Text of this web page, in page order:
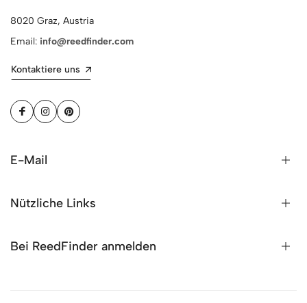
8020 Graz, Austria
Email: info@reedfinder.com
Kontaktiere uns
E-Mail
Nützliche Links
Bei ReedFinder anmelden